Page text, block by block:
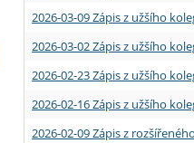
2026-03-09 Zápis z užšího
2026-03-02 Zápis z užšího
2026-02-23 Zápis z užšího
2026-02-16 Zápis z užšího
2026-02-09 Zápis z